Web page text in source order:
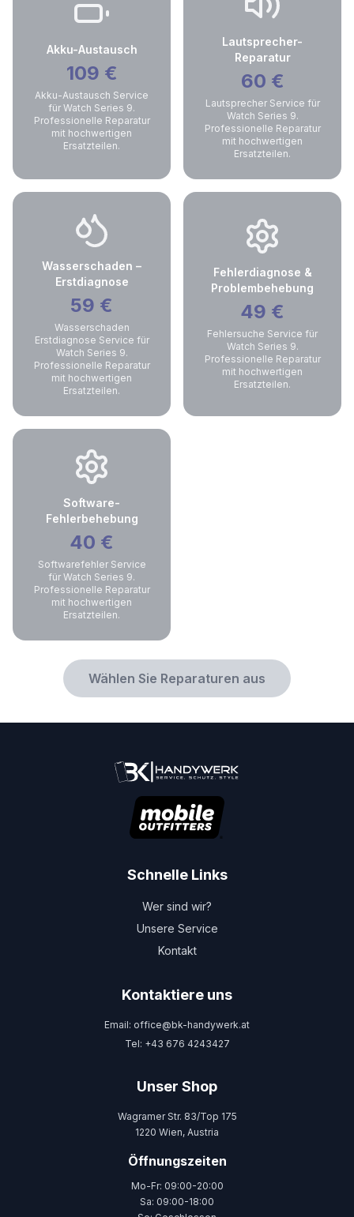
Akku-Austausch
109 €
Akku-Austausch Service
für Watch Series 9.
Professionelle Reparatur
mit hochwertigen
Ersatzteilen.
Lautsprecher-
Reparatur
60 €
Lautsprecher Service für
Watch Series 9.
Professionelle Reparatur
mit hochwertigen
Ersatzteilen.
Wasserschaden –
Erstdiagnose
59 €
Wasserschaden
Erstdiagnose Service für
Watch Series 9.
Professionelle Reparatur
mit hochwertigen
Ersatzteilen.
Fehlerdiagnose &
Problembehebung
49 €
Fehlersuche Service für
Watch Series 9.
Professionelle Reparatur
mit hochwertigen
Ersatzteilen.
Software-
Fehlerbehebung
40 €
Softwarefehler Service
für Watch Series 9.
Professionelle Reparatur
mit hochwertigen
Ersatzteilen.
Wählen Sie Reparaturen aus
Schnelle Links
Wer sind wir?
Unsere Service
Kontakt
Kontaktiere uns
Email: office@bk-handywerk.at
Tel: +43 676 4243427
Unser Shop
Wagramer Str. 83/Top 175
1220 Wien, Austria
Öffnungszeiten
Mo-Fr: 09:00-20:00
Sa: 09:00-18:00